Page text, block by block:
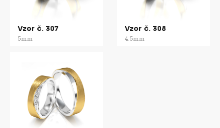
Vzor č. 307
5mm
Vzor č. 308
4.5mm